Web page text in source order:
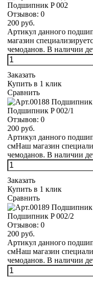
Подшипник P 002
Отзывов: 0
200 руб.
Артикул данного
магазин
чемоданов. В наличии
Заказать
Купить в 1 клик
Сравнить
Подшипник P 002/1
Отзывов: 0
200 руб.
Артикул данного
смНаш магазин
чемоданов. В наличии
Заказать
Купить в 1 клик
Сравнить
Подшипник P 002/2
Отзывов: 0
200 руб.
Артикул данного
смНаш магазин
чемоданов. В наличии